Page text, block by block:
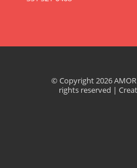
© Copyright 2026
rights reserved |